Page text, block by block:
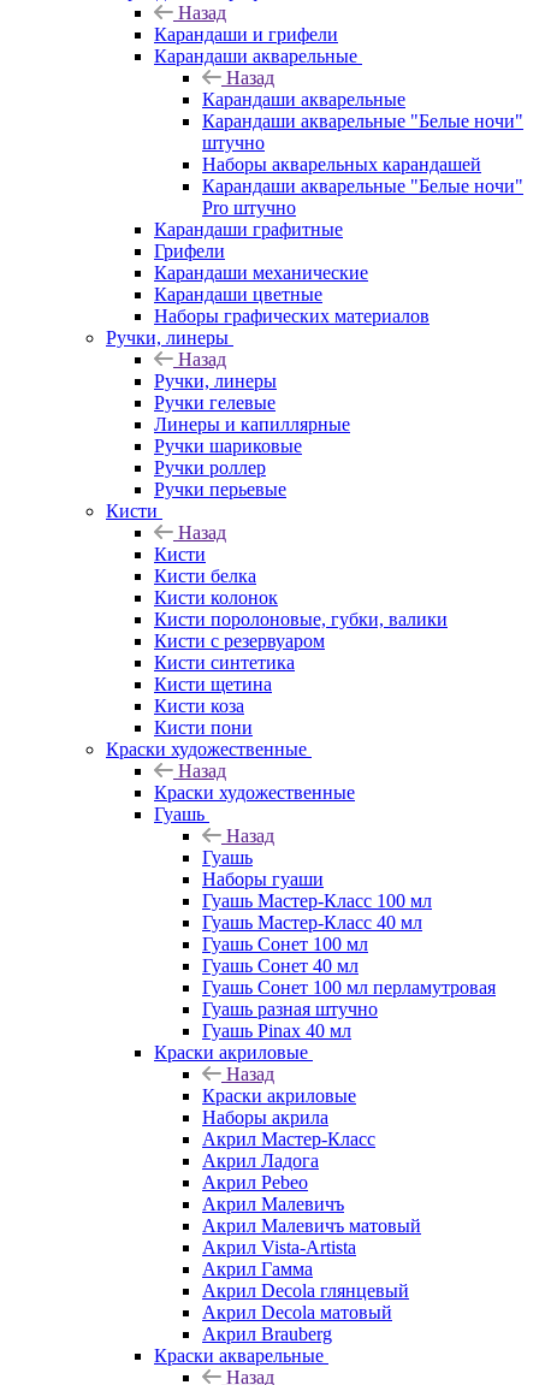
Назад
Карандаши и грифели
Карандаши акварельные
Назад
Карандаши акварельные
Карандаши акварельные "Белые ночи"
штучно
Наборы акварельных карандашей
Карандаши акварельные "Белые ночи"
Pro штучно
Карандаши графитные
Грифели
Карандаши механические
Карандаши цветные
Наборы графических материалов
Ручки, линеры
Назад
Ручки, линеры
Ручки гелевые
Линеры и капиллярные
Ручки шариковые
Ручки роллер
Ручки перьевые
Кисти
Назад
Кисти
Кисти белка
Кисти колонок
Кисти поролоновые, губки, валики
Кисти с резервуаром
Кисти синтетика
Кисти щетина
Кисти коза
Кисти пони
Краски художественные
Назад
Краски художественные
Гуашь
Назад
Гуашь
Наборы гуаши
Гуашь Мастер-Класс 100 мл
Гуашь Мастер-Класс 40 мл
Гуашь Сонет 100 мл
Гуашь Сонет 40 мл
Гуашь Сонет 100 мл перламутровая
Гуашь разная штучно
Гуашь Pinax 40 мл
Краски акриловые
Назад
Краски акриловые
Наборы акрила
Акрил Мастер-Класс
Акрил Ладога
Акрил Pebeo
Акрил Малевичъ
Акрил Малевичъ матовый
Акрил Vista-Artista
Акрил Гамма
Акрил Decola глянцевый
Акрил Decola матовый
Акрил Brauberg
Краски акварельные
Назад